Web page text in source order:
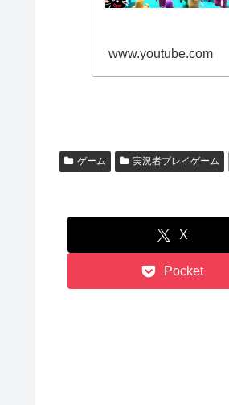
www.youtube.com
ゲーム 実況者プレイゲーム
X
Pocket